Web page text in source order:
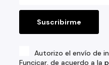
Autorizo el envío de
Funcicar, de acuerdo a la